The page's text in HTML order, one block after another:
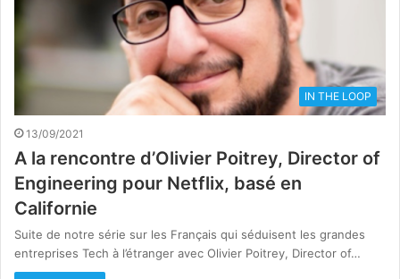
IN THE LOOP
13/09/2021
A la rencontre d’Olivier Poitrey, Director of
Engineering pour Netflix, basé en
Californie
Suite de notre série sur les Français qui séduisent les grandes
entreprises Tech à l’étranger avec Olivier Poitrey, Director of…